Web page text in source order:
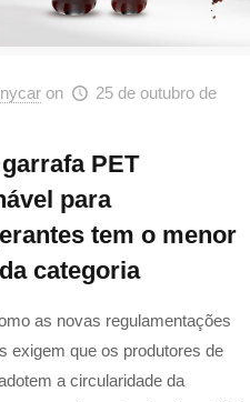
on
25 de outubro de
PET
para
tem o menor
categoria
as novas regulamentações
exigem que os produtores de
a circularidade da